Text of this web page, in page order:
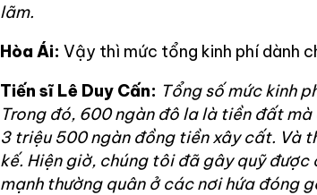
lãm.
Hòa Ái: Vậy thì mức tổng kinh phí dành
Tiến sĩ Lê Duy Cấn: Tổng số mức kinh
Trong đó, 600 ngàn đô la là tiền đất
3 triệu 500 ngàn đồng tiền xây cất. Và
kế. Hiện giờ, chúng tôi đã gây quỹ
mạnh thường quân ở các nơi hứa đóng